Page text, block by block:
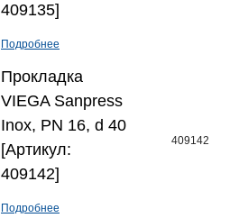
409135]
Подробнее
Прокладка
VIEGA Sanpress
Inox, PN 16, d 40
[Артикул:
409142]
Подробнее
409142